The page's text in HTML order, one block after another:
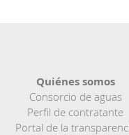
Quiénes somos
Consorcio de aguas
Perfil de contratante
Portal de la